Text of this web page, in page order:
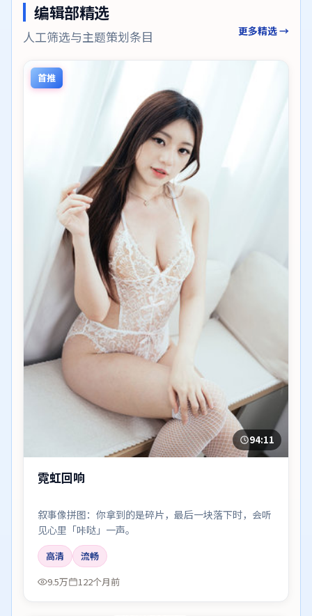
编辑部精选
人工筛选与主题策划条目 更多精选 →
首推
94:11
霓虹回响
叙事像拼图：你拿到的是碎片，最后一块落下时，会听
见心里「咔哒」一声。
高清
流畅
9.5万
122个月前